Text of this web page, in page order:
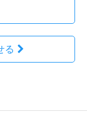
る